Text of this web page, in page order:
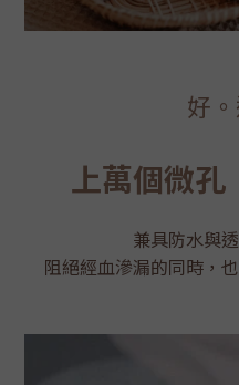
好 。
上萬個微孔
兼具防水與
阻絕經血滲漏的同時，